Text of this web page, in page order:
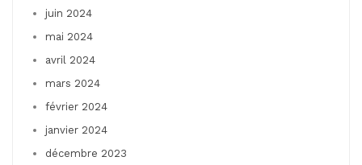
juin 2024
mai 2024
avril 2024
mars 2024
février 2024
janvier 2024
décembre 2023